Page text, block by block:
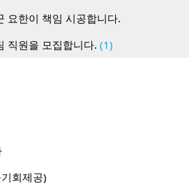
요한이 책임 시공합니다.
직원을 모집합니다. (1)
회제공)